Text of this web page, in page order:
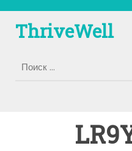
содержимому
ThriveWell